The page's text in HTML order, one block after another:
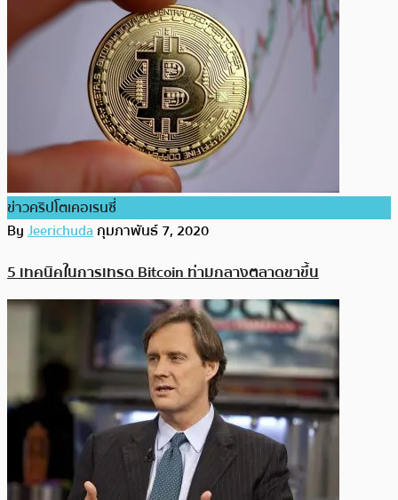
ข่าวคริปโตเคอเรนซี่
ByJeerichudaกุมภาพันธ์ 7, 2020
5 เทคนิคในการเทรด Bitcoin ท่ามกลางตลาดขาขึ้น